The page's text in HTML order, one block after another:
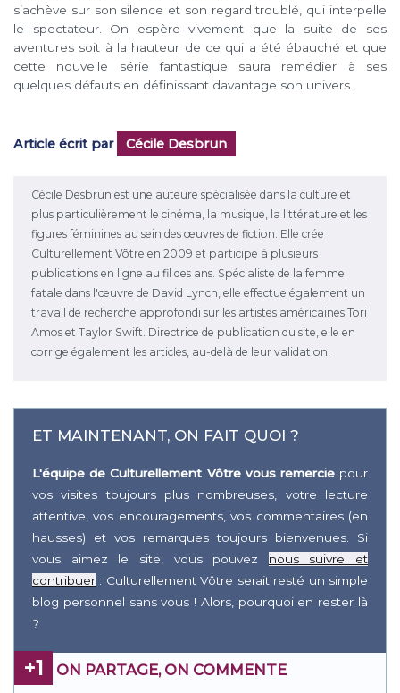
s’achève sur son silence et son regard troublé, qui interpelle
le spectateur. On espère vivement que la suite de ses
aventures soit à la hauteur de ce qui a été ébauché et que
cette nouvelle série fantastique saura remédier à ses
quelques défauts en définissant davantage son univers.
Article écrit par Cécile Desbrun
Cécile Desbrun est une auteure spécialisée dans la culture et
plus particulièrement le cinéma, la musique, la littérature et les
figures féminines au sein des œuvres de fiction. Elle crée
Culturellement Vôtre en 2009 et participe à plusieurs
publications en ligne au fil des ans. Spécialiste de la femme
fatale dans l'œuvre de David Lynch, elle effectue également un
travail de recherche approfondi sur les artistes américaines Tori
Amos et Taylor Swift. Directrice de publication du site, elle en
corrige également les articles, au-delà de leur validation.
ET MAINTENANT, ON FAIT QUOI ?
L'équipe de Culturellement Vôtre vous remerciepour
vos visites toujours plus nombreuses, votre lecture
attentive, vos encouragements, vos commentaires (en
hausses) et vos remarques toujours bienvenues. Si
vous aimez le site, vous pouvez nous suivre et
contribuer : Culturellement Vôtre serait resté un simple
blog personnel sans vous ! Alors, pourquoi en rester là
?
+1 ON PARTAGE, ON COMMENTE